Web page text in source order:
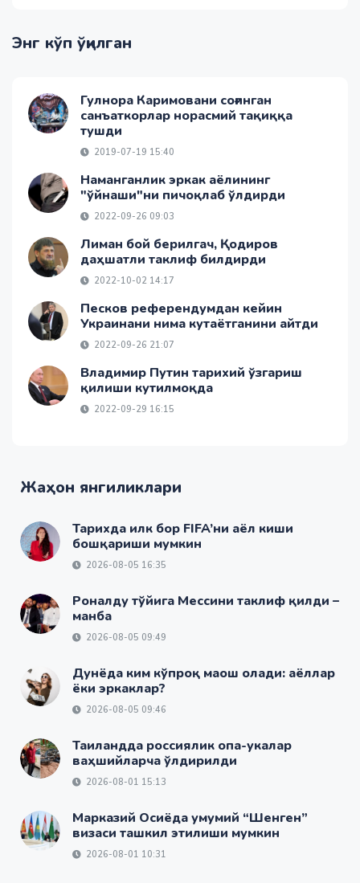
Энг кўп ўқилган
Гулнора Каримовани соғинган
санъаткорлар норасмий тақиққа
тушди
2019-07-19 15:40
Наманганлик эркак аёлининг
"ўйнаши"ни пичоқлаб ўлдирди
2022-09-26 09:03
Лиман бой берилгач, Қодиров
даҳшатли таклиф билдирди
2022-10-02 14:17
Песков референдумдан кейин
Украинани нима кутаётганини айтди
2022-09-26 21:07
Владимир Путин тарихий ўзгариш
қилиши кутилмоқда
2022-09-29 16:15
Жаҳон янгиликлари
Тарихда илк бор FIFA’ни аёл киши
бошқариши мумкин
2026-08-05 16:35
Роналду тўйига Мессини таклиф қилди –
манба
2026-08-05 09:49
Дунёда ким кўпроқ маош олади: аёллар
ёки эркаклар?
2026-08-05 09:46
Таиландда россиялик опа-укалар
ваҳшийларча ўлдирилди
2026-08-01 15:13
Марказий Осиёда умумий “Шенген”
визаси ташкил этилиши мумкин
2026-08-01 10:31